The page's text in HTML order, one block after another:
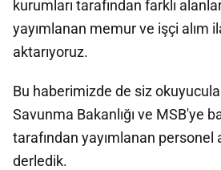
kurumları tarafından farklı
yayımlanan memur ve işçi alım
aktarıyoruz.
Bu haberimizde de siz
Savunma Bakanlığı ve MSB'ye
tarafından yayımlanan personel
derledik.